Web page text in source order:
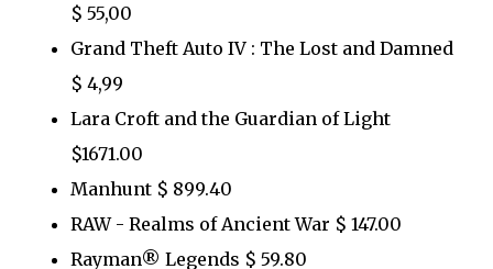
$ 55,00
Grand Theft Auto IV : The Lost and Damned
$ 4,99
Lara Croft and the Guardian of Light
$1671.00
Manhunt $ 899.40
RAW - Realms of Ancient War $ 147.00
Rayman® Legends $ 59.80